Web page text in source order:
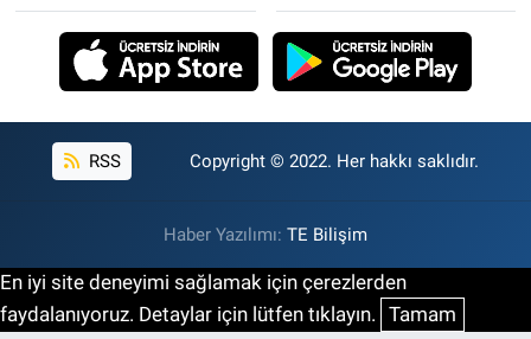
RSS Copyright © 2022. Her hakkı saklıdır.
Haber Yazılımı: TE Bilişim
En iyi site deneyimi sağlamak için çerezlerden
faydalanıyoruz. Detaylar için lütfen tıklayın. Tamam